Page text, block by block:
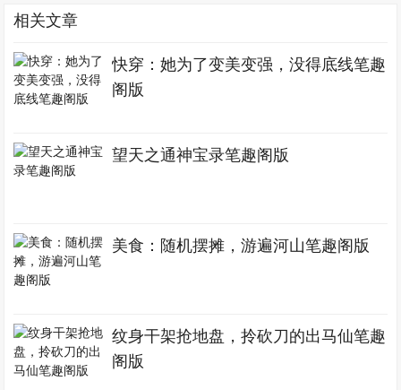
相关文章
快穿：她为了变美变强，没得底线笔趣
阁版
望天之通神宝录笔趣阁版
美食：随机摆摊，游遍河山笔趣阁版
纹身干架抢地盘，拎砍刀的出马仙笔趣
阁版